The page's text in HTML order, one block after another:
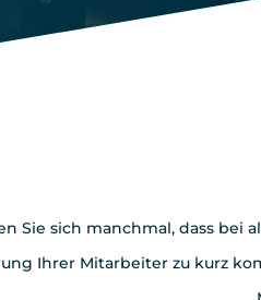
Sie sich manchmal, dass
Ihrer Mitarbeiter zu kurz